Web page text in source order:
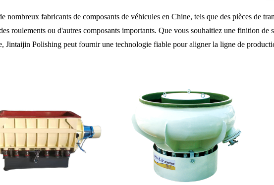
nombreux fabricants de composants de véhicules en Chine, tels que des pièces de
roulements ou d'autres composants importants. Que vous souhaitiez une finition de
Jintaijin Polishing peut fournir une technologie fiable pour aligner la ligne de